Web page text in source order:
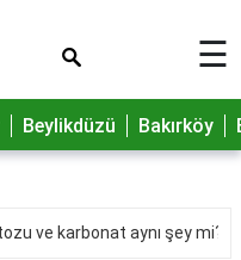
☰
Beylikdüzü Bakırköy
ve karbonat aynı şey mi?